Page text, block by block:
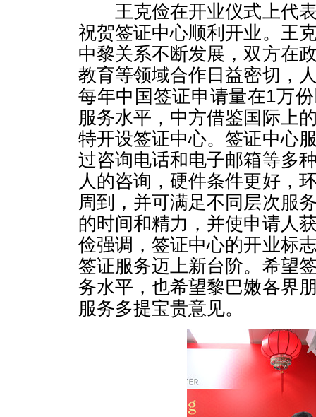
王克俭在开业仪式上代表
祝贺签证中心顺利开业。王
中黎关系不断发展，双方在
教育等领域合作日益密切，
每年中国签证申请量在1万
服务水平，中方借鉴国际上
特开设签证中心。签证中心
过咨询电话和电子邮箱等多
人的咨询，硬件条件更好，
周到，并可满足不同层次服
的时间和精力，并使申请人
俭强调，签证中心的开业标
签证服务迈上新台阶。希望
务水平，也希望黎巴嫩各界
服务多提宝贵意见。